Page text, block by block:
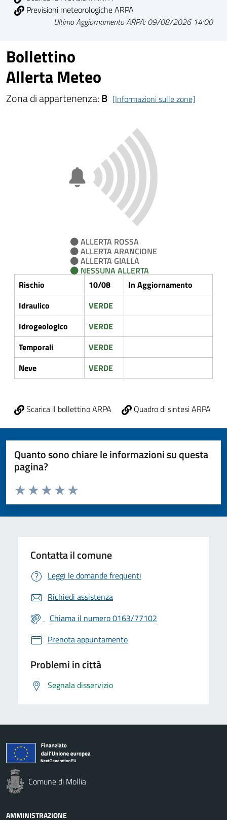
Previsioni meteorologiche ARPA
Ultimo Aggiornamento ARPA: 09/08/2026 14:00
Bollettino
Allerta Meteo
Zona di appartenenza:B [Informazioni sulle zone]
ALLERTA ROSSA
ALLERTA ARANCIONE
ALLERTA GIALLA
NESSUNA ALLERTA
Rischio
10/08
In Aggiornamento
Idraulico
VERDE
Idrogeologico
VERDE
Temporali
VERDE
Neve
VERDE
Scarica il bollettino ARPA Quadro di sintesi ARPA
Quanto sono chiare le informazioni su questa
pagina?
Valuta da 1 a 5 stelle la pagina
Valuta 5 stelle su 5
Valuta 4 stelle su 5
Valuta 3 stelle su 5
Valuta 2 stelle su 5
Valuta 1 stelle su 5
Contatta il comune
Leggi le domande frequenti
Richiedi assistenza
Chiama il numero 0163/77102
Prenota appuntamento
Problemi in città
Segnala disservizio
Comune di Mollia
AMMINISTRAZIONE